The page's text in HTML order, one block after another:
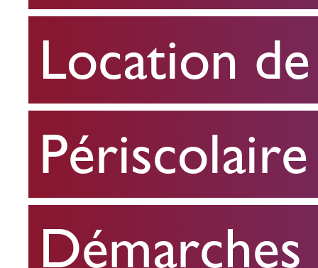
Location
de
salle
Périscolaire
Location
Périscolaire